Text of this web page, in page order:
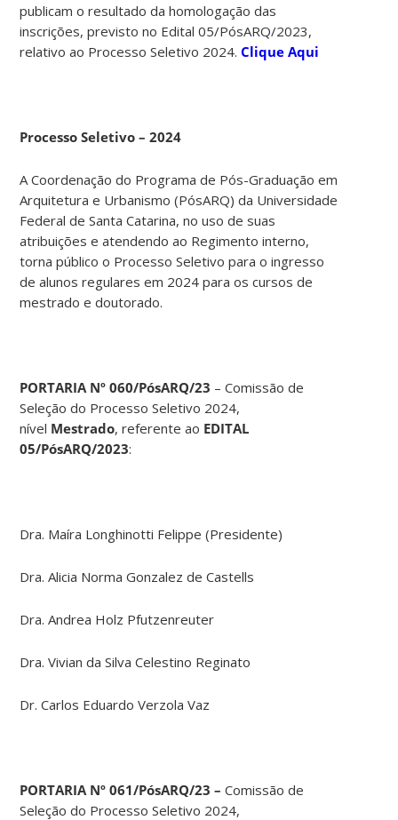
publicam o resultado da homologação das
inscrições, previsto no Edital 05/PósARQ/2023,
relativo ao Processo Seletivo 2024.Clique Aqui
Processo Seletivo – 2024
A Coordenação do Programa de Pós-Graduação em
Arquitetura e Urbanismo (PósARQ) da Universidade
Federal de Santa Catarina, no uso de suas
atribuições e atendendo ao Regimento interno,
torna público o Processo Seletivo para o ingresso
de alunos regulares em 2024 para os cursos de
mestrado e doutorado.
PORTARIA Nº 060/PósARQ/23 – Comissão de
Seleção do Processo Seletivo 2024,
nível Mestrado, referente ao EDITAL
05/PósARQ/2023:
Dra. Maíra Longhinotti Felippe (Presidente)
Dra. Alicia Norma Gonzalez de Castells
Dra. Andrea Holz Pfutzenreuter
Dra. Vivian da Silva Celestino Reginato
Dr. Carlos Eduardo Verzola Vaz
PORTARIA Nº 061/PósARQ/23 –Comissão de
Seleção do Processo Seletivo 2024,